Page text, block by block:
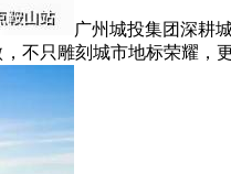
广州城投集团深耕
不只雕刻城市地标荣耀，